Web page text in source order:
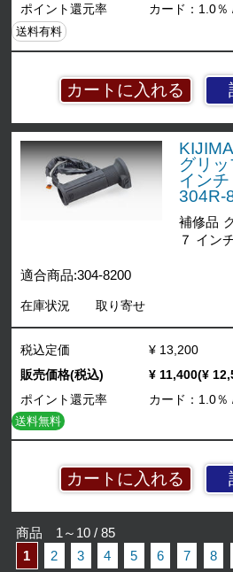
ポイント還元率
カード：1.0％
送料有料
グリ
イン
304R-
補修品
７ イン
適合商品:304-8200
在庫状況 取り寄せ
税込定価
¥ 13,200
販売価格(税込)
¥ 11,400(¥
ポイント還元率
カード：1.0％
送料無料
商品 1～10 / 85
1
2 3 4 5 6 7 8